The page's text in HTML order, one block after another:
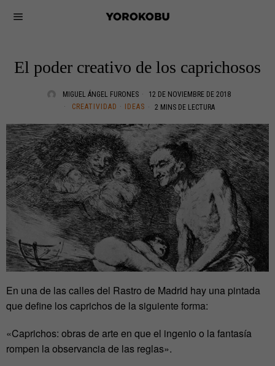
El poder creativo de los caprichosos
MIGUEL ÁNGEL FURONES
12 DE NOVIEMBRE DE 2018
CREATIVIDAD · IDEAS 2 MINS DE LECTURA
En una de las calles del Rastro de Madrid hay una pintada
que define los caprichos de la siguiente forma:
«Caprichos: obras de arte en que el ingenio o la fantasía
rompen la observancia de las reglas».